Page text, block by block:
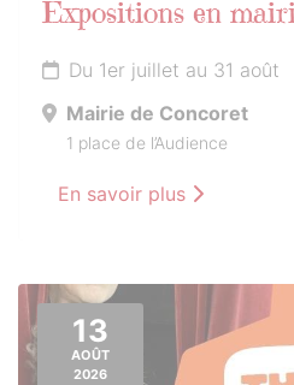
Expositions en
Du 1er juillet au 31 août
Mairie de Concoret
1 place de l’Audience
En savoir plus
13
AOÛT
2026